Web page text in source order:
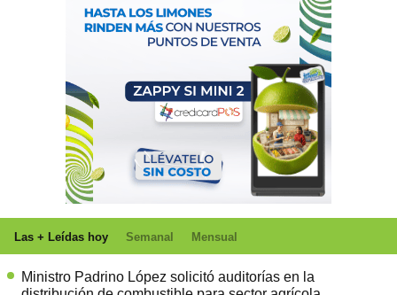
Las + Leídas hoy Semanal Mensual
Ministro Padrino López solicitó auditorías en la